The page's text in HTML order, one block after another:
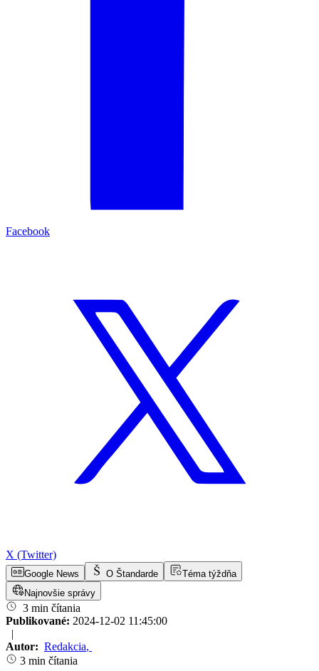
Facebook
X (Twitter)
Google News O Štandarde
Téma týždňa
Najnovšie správy
3 min čítania
Publikované: 2024-12-02 11:45:00
|
Autor: Redakcia,
3 min čítania